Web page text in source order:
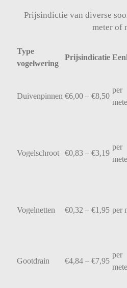
Prijsindictie van diverse
meter of
Type
vogelwering
Prijsindicatie
Duivenpinnen €6,00 – €8,50
per
Vogelschroot €0,83 – €3,19
per
Vogelnetten €0,32 – €1,95 per
Gootdrain €4,84 – €7,95
per